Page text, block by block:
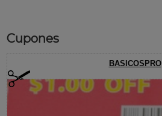
Cupones
BASICOSPRO